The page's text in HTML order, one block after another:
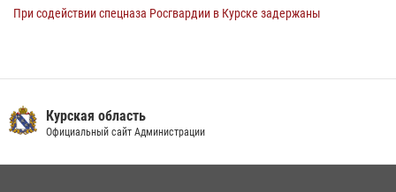
При содействии спецназа Росгвардии в Курске задержаны
первого этапа фотоконкурса «В объективе Росгвардия»
22 июля 2026, 12:38 2
Курская область
Официальный сайт Администрации